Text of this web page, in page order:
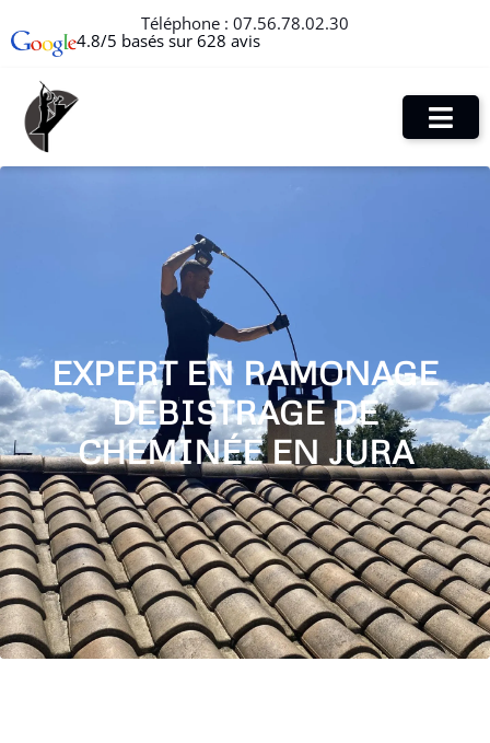
Téléphone : 07.56.78.02.30
4.8/5 basés sur 628 avis
EXPERT EN RAMONAGE
DEBISTRAGE DE
CHEMINÉE EN JURA